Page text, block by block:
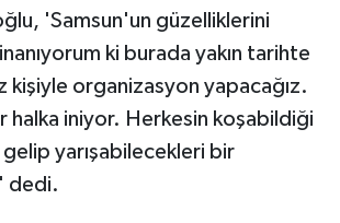
'Samsun'un güzelliklerini
ki burada yakın tarihte
kişiyle organizasyon yapacağız.
halka iniyor. Herkesin koşabildiği
yarışabilecekleri bir
dedi.